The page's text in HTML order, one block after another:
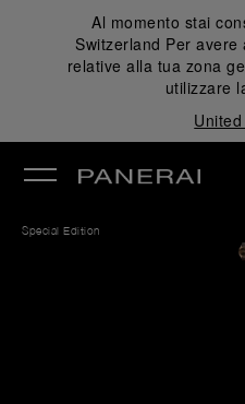
Al momento stai
Switzerland Per avere
relative alla tua zona
utilizzare
Special Edition